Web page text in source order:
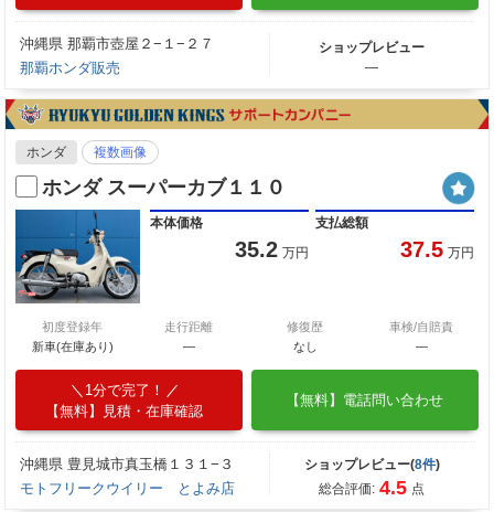
沖縄県 那覇市壺屋２−１−２７
那覇ホンダ販売
ショップレビュー
―
ホンダ 複数画像
ホンダ スーパーカブ１１０
本体価格
35.2 万円
支払総額
37.5 万円
初度登録年
新車(在庫あり)
走行距離
―
修復歴
なし
車検/自賠責
―
1分で完了！
【無料】見積・在庫確認
【無料】電話問い合わせ
沖縄県 豊見城市真玉橋１３１−３
モトフリークウイリー とよみ店
ショップレビュー(8件)
総合評価: 4.5 点